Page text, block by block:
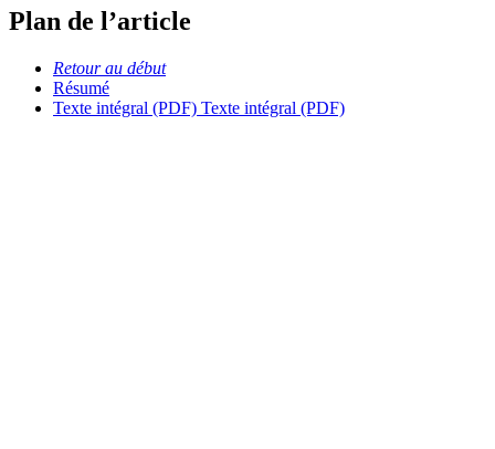
Plan de l’article
Retour au début
Résumé
Texte intégral (PDF) Texte intégral (PDF)